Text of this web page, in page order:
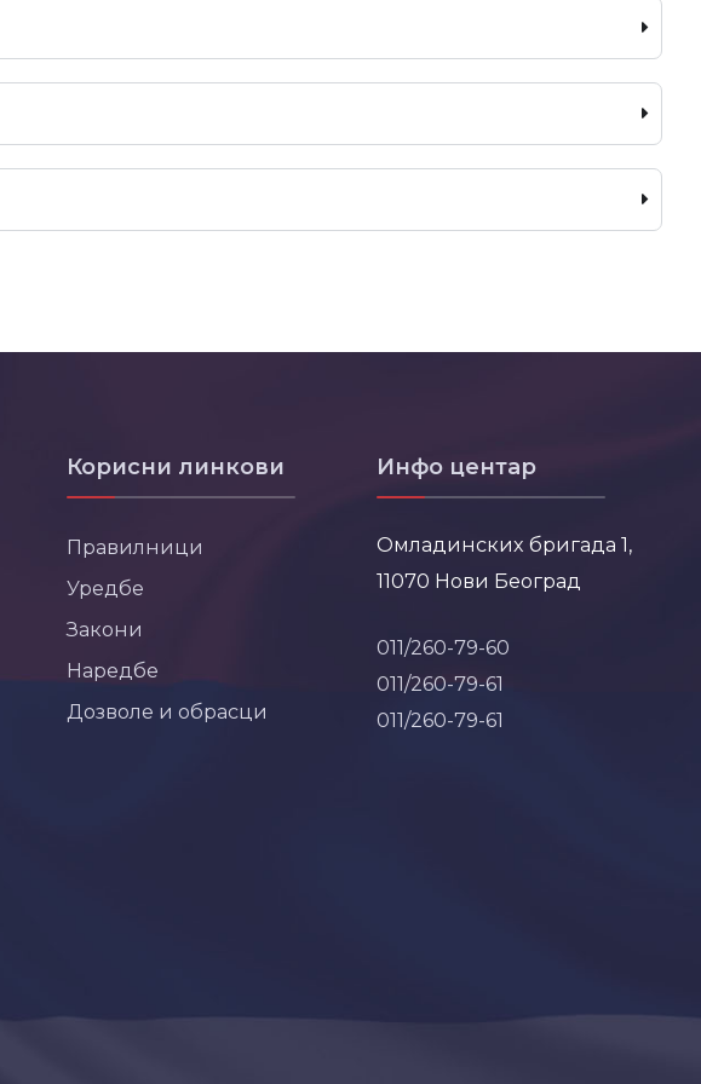
Корисни линкови
Правилници
Уредбе
Закони
Наредбе
Дозволе и обрасци
Инфо центар
Омладинских бригада 1,
11070 Нови Београд
011/260-79-60
011/260-79-61
011/260-79-61